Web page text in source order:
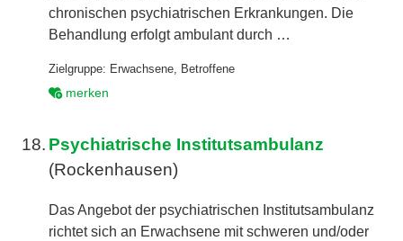
chronischen psychiatrischen Erkrankungen. Die
Behandlung erfolgt ambulant durch …
Zielgruppe: Erwachsene Betroffene
merken
18. Psychiatrische Institutsambulanz
(Rockenhausen)
Das Angebot der psychiatrischen Institutsambulanz
richtet sich an Erwachsene mit schweren und/oder